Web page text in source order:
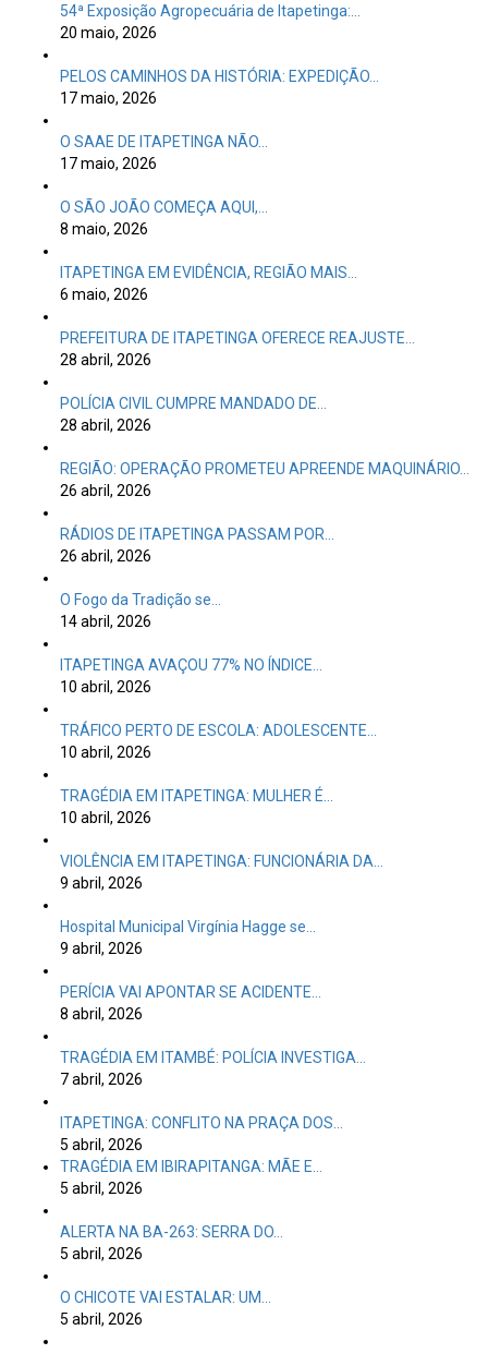
54ª Exposição Agropecuária de Itapetinga:…
20 maio, 2026
PELOS CAMINHOS DA HISTÓRIA: EXPEDIÇÃO…
17 maio, 2026
O SAAE DE ITAPETINGA NÃO…
17 maio, 2026
O SÃO JOÃO COMEÇA AQUI,…
8 maio, 2026
ITAPETINGA EM EVIDÊNCIA, REGIÃO MAIS…
6 maio, 2026
PREFEITURA DE ITAPETINGA OFERECE REAJUSTE…
28 abril, 2026
POLÍCIA CIVIL CUMPRE MANDADO DE…
28 abril, 2026
REGIÃO: OPERAÇÃO PROMETEU APREENDE MAQUINÁRIO…
26 abril, 2026
RÁDIOS DE ITAPETINGA PASSAM POR…
26 abril, 2026
O Fogo da Tradição se…
14 abril, 2026
ITAPETINGA AVAÇOU 77% NO ÍNDICE…
10 abril, 2026
TRÁFICO PERTO DE ESCOLA: ADOLESCENTE…
10 abril, 2026
TRAGÉDIA EM ITAPETINGA: MULHER É…
10 abril, 2026
VIOLÊNCIA EM ITAPETINGA: FUNCIONÁRIA DA…
9 abril, 2026
Hospital Municipal Virgínia Hagge se…
9 abril, 2026
PERÍCIA VAI APONTAR SE ACIDENTE…
8 abril, 2026
TRAGÉDIA EM ITAMBÉ: POLÍCIA INVESTIGA…
7 abril, 2026
ITAPETINGA: CONFLITO NA PRAÇA DOS…
5 abril, 2026
TRAGÉDIA EM IBIRAPITANGA: MÃE E…
5 abril, 2026
ALERTA NA BA-263: SERRA DO…
5 abril, 2026
O CHICOTE VAI ESTALAR: UM…
5 abril, 2026